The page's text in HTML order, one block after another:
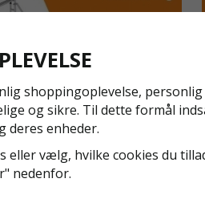
lang levetid
Pris
- AFS2023:9 &
högst osannolikt så är våra
Sverige slappare än de från
shoppingoplevelse,
og sikre. Til dette formål
deres enheder.
eller vælg, hvilke cookies du
nedenfor.